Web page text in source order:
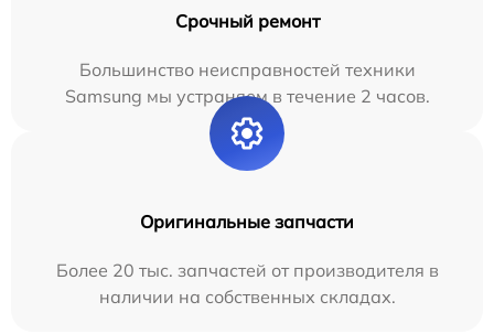
Срочный ремонт
Большинство неисправностей техники
Samsung мы устраняем в течение 2 часов.
Оригинальные запчасти
Более 20 тыс. запчастей от производителя в
наличии на собственных складах.